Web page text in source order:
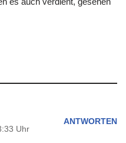
Uhr
ANTWORTEN